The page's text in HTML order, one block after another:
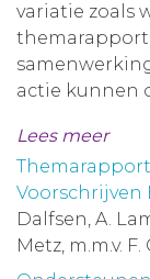
variatie zoals
actie kunnen
Lees meer
Voorschrijven
Dalfsen, A.
Metz, m.m.v. F.